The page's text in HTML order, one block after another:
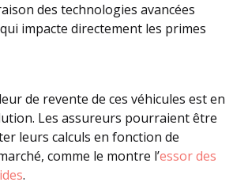
des technologies avancées
impacte directement les primes
de revente de ces véhicules est en
Les assureurs pourraient être
leurs calculs en fonction de
comme le montre l’essor des
.